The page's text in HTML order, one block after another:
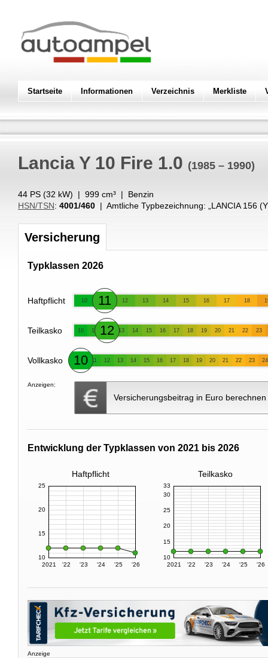
Startseite Informationen Verzeichnis Merkliste
Lancia Y 10 Fire 1.0 (1985 – 1990)
44 PS (32 kW) | 999 cm³ | Benzin
HSN/TSN: 4001/460 | Amtliche Typbezeichnung: „ LANCIA 156
Versicherung
Typklassen 2026
Haftpflicht 10 11 12 13 14 15 16 17 18
Teilkasko 10 11 12 13 14 15 16 17 18 19 20 21 22 23
Vollkasko 10 11 12 13 14 15 16 17 18 19 20 21 22 23 24
Anzeigen:
Versicherungsbeitrag in Euro berechnen
Entwicklung der Typklassen von 2021 bis 2026
Haftpflicht Teilkasko
2021 '22 '23 '24 '25 '26
10
15
20
25
2021 '22 '23 '24 '25 '26
10
15
20
25
30
33
Anzeige